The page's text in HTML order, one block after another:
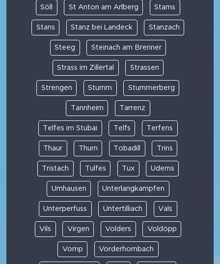
Söll St Anton am Arlberg Stams
Stans Stanz bei Landeck Stanzach
Steeg Steinach am Brenner
Strass im Zillertal Strassen
Strengen Stumm Stummerberg
Tannheim Tarrenz
Telfes im Stubai Telfs Terfens
Thaur Thurn Tobadill Trins
Tristach Tulfes Tux Uderns
Umhausen Unterlangkampfen
Unterperfuss Untertilliach Vals
Vils Virgen Volders Voldöpp
Vomp Vorderhornbach